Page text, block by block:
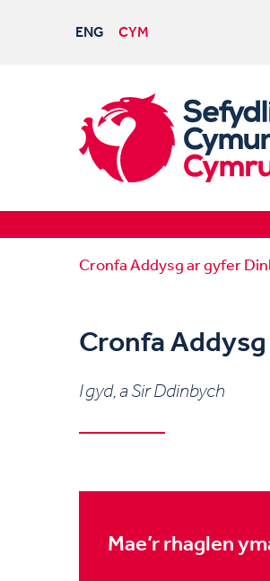
ENG CYM
Cronfa Addysg ar gyfer
Cronfa
I gyd, a Sir Ddinbych
Mae’r rhaglen